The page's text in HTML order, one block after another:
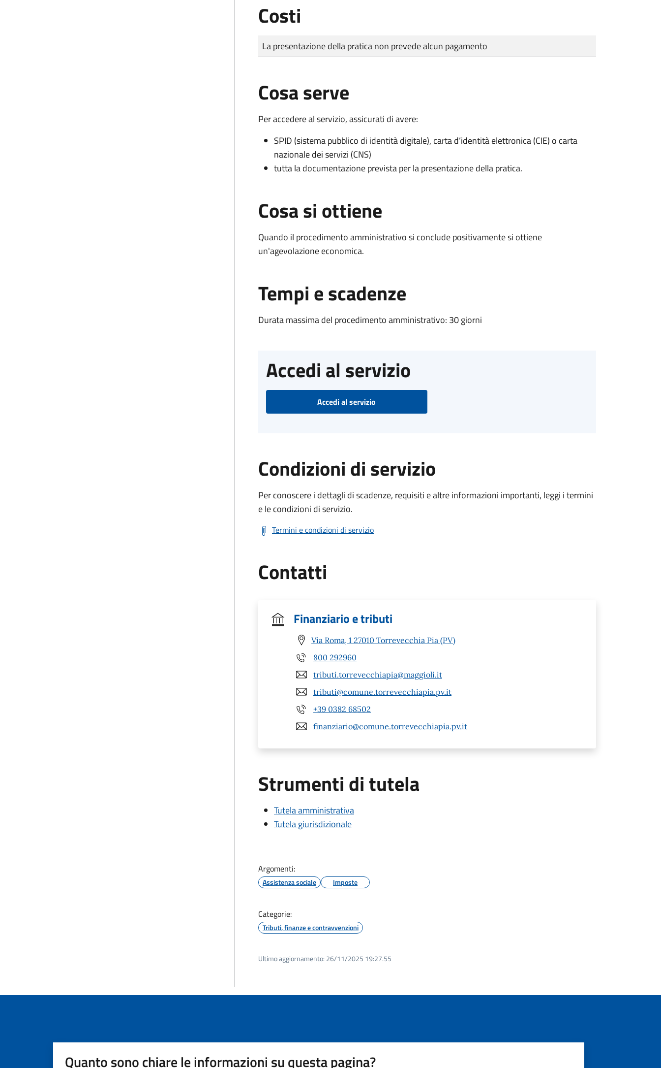
Costi
Tipo di pagamento
Importo
La presentazione della pratica non prevede alcun pagamento
Cosa serve
Per accedere al servizio, assicurati di avere:
SPID (sistema pubblico di identità digitale), carta d’identità elettronica (CIE) o carta
nazionale dei servizi (CNS)
tutta la documentazione prevista per la presentazione della pratica.
Cosa si ottiene
Quando il procedimento amministrativo si conclude positivamente si ottiene
un'agevolazione economica.
Tempi e scadenze
Durata massima del procedimento amministrativo: 30 giorni
Accedi al servizio
Accedi al servizio
Condizioni di servizio
Per conoscere i dettagli di scadenze, requisiti e altre informazioni importanti, leggi i termini
e le condizioni di servizio.
Termini e condizioni di servizio
Contatti
Finanziario e tributi
Via Roma, 1 27010 Torrevecchia Pia (PV)
800 292960
tributi.torrevecchiapia@maggioli.it
tributi@comune.torrevecchiapia.pv.it
+39 0382 68502
finanziario@comune.torrevecchiapia.pv.it
Strumenti di tutela
Tutela amministrativa
Tutela giurisdizionale
Argomenti:
Assistenza sociale Imposte
Categorie:
Tributi, finanze e contravvenzioni
Ultimo aggiornamento: 26/11/2025 19:27.55
Quanto sono chiare le informazioni su questa pagina?